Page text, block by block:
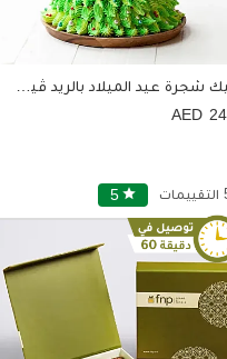
كيك شجرة عيد الميلاد بالريد ڤيلڤيت
5 star